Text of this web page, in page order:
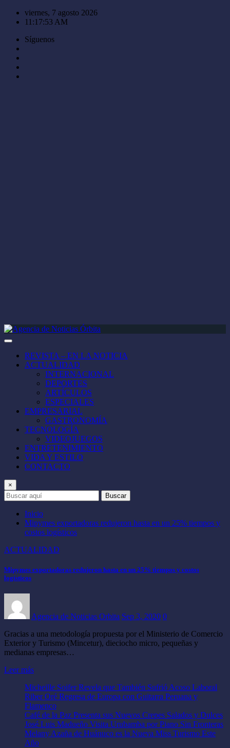
Saltar
viernes, 7 agosto 2026
11:17:53 AM
Síguenos
REVISTA – EN LA NOTICIA
ACTUALIDAD
INTERNACIONAL
DEPORTES
ARTÍCULOS
ESPECIALES
EMPRESARIAL
GASTRONOMÍA
TECNOLOGÍA
VIDEOJUEGOS
ENTRETENIMIENTO
VIDA Y ESTILO
CONTACTO
×
Buscar
Inicio
Mipymes exportadoras redujeron hasta en un 25% tiempos y
costos logísticos
ACTUALIDAD
Mipymes exportadoras redujeron hasta en un 25% tiempos y costos
logísticos
Agencia de Noticias Orbita Sep 3, 2020 0
Gracias a una metodología propuesta por el Ministerio de Comercio
Exterior y Turismo (Mincetur), dieciocho micro, pequeñas y
medianas empresas…
Leer más
Micheille Soifer Revela que También Sufrió Acoso Laboral
Riber Oré Regresa de Europa con Guitarra Peruana y
Flamenco
Café de la Paz Presenta sus Nuevos Crepes Salados y Dulces
José Luis Madueño Visita Urubamba por Piano Sin Fronteras
Melany Azaña de Huánuco es la Nueva Miss Turismo Este
Año